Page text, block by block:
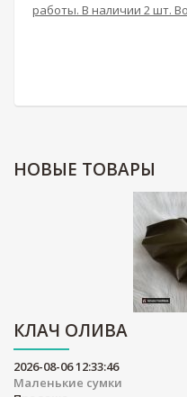
работы. В наличии 2 шт.
НОВЫЕ ТОВАРЫ
КЛАЧ ОЛИВА
2026-08-06 12:33:46
Маленькие сумки